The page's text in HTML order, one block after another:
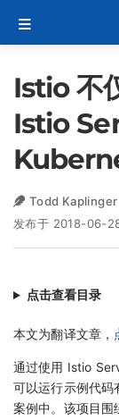
Istio 不
Istio
Todd Kaplinger
发布于 2018-06-
点击查看目录
本文为翻译文章，
通过使用 Istio
可以运行示例代码
案例中。该项目